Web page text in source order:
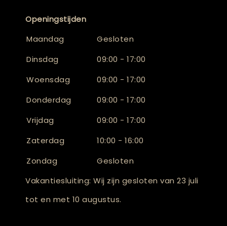
Openingstijden
Maandag
Gesloten
Dinsdag
09:00 - 17:00
Woensdag
09:00 - 17:00
Donderdag
09:00 - 17:00
Vrijdag
09:00 - 17:00
Zaterdag
10:00 - 16:00
Zondag
Gesloten
Vakantiesluiting: Wij zijn gesloten van 23 juli
tot en met 10 augustus.